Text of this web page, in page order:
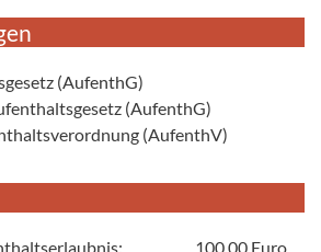
(AufenthG)
(AufenthG)
(AufenthV)
100,00 Euro